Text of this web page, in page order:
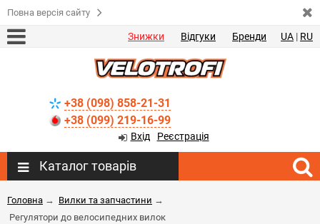
Повна версія сайту
Знижки Відгуки Бренди UA | RU
+38 (098) 858-21-31
+38 (099) 219-16-99
Вхід Реєстрація
Каталог товарів
Головна → Вилки та запчастини →
Регулятори до велосипедних вилок